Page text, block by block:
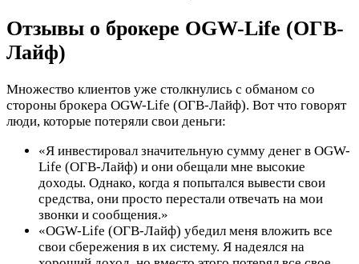
Отзывы о брокере OGW-Life (ОГВ-
Лайф)
Множество клиентов уже столкнулись с обманом со
стороны брокера OGW-Life (ОГВ-Лайф). Вот что говорят
люди, которые потеряли свои деньги:
«Я инвестировал значительную сумму денег в OGW-
Life (ОГВ-Лайф) и они обещали мне высокие
доходы. Однако, когда я попытался вывести свои
средства, они просто перестали отвечать на мои
звонки и сообщения.»
«OGW-Life (ОГВ-Лайф) убедил меня вложить все
свои сбережения в их систему. Я надеялся на